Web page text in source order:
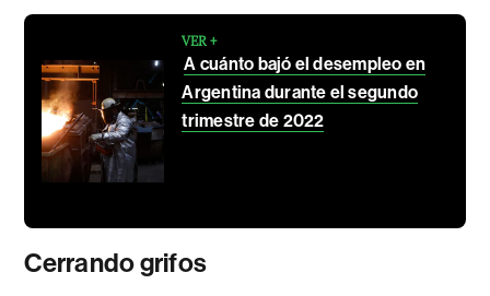
VER +
A cuánto bajó el desempleo en
Argentina durante el segundo
trimestre de 2022
Cerrando grifos